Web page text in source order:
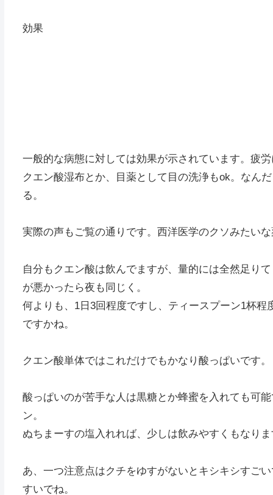
効果
一般的な病態に対しては効果が示されています。疲
クエン酸湿布とか、目薬として目の洗浄もok。なん
る。
実際の声もご覧の通りです。西洋医学のクソみたい
自分もクエン酸は飲んでますが、量的には全然足り
が悪かったら夜も同じく。
何よりも、1日3回程度ですし、ティースプーン1杯
ですかね。
クエン酸単体ではこれだけでもかなり酸っぱいです。
酸っぱいのが苦手な人は黒糖とか蜂蜜を入れても可
ン。
ぬちまーすの塩入れれば、少しは飲みやすくもなり
あ、一つ注意点はクチをゆすがないとキシキシすご
すいでね。